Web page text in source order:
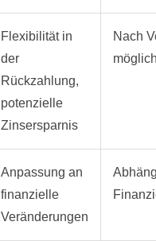
Flexibilität in
der
Rückzahlung,
potenzielle
Zinsersparnis
Nach
Anpassung an
finanzielle
Veränderungen